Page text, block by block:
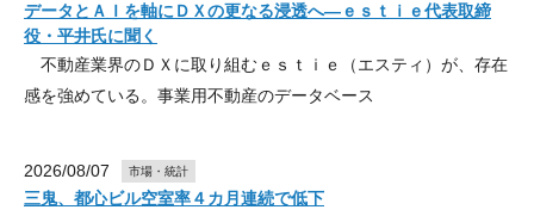
データとＡＩを軸にＤＸの更なる浸透へ―ｅｓｔｉｅ代表取締
役・平井氏に聞く
不動産業界のＤＸに取り組むｅｓｔｉｅ（エスティ）が、存在
感を強めている。事業用不動産のデータベース
2026/08/07 市場・統計
三鬼、都心ビル空室率４カ月連続で低下